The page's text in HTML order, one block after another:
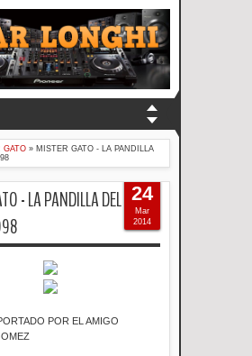
GATO » MISTER GATO - LA PANDILLA
- LA PANDILLA DEL
POR EL AMIGO
24
Mar
2014